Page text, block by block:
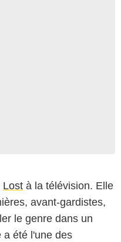
Lost à la télévision. Elle
avant-gardistes,
le genre dans un
a été l'une des